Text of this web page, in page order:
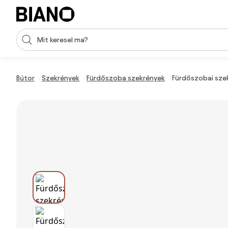
Navigáció kihagyása, ugrás a tartalomra
Keresési bevitel
Bútor Szekrények Fürdőszoba szekrények Fürdőszobai